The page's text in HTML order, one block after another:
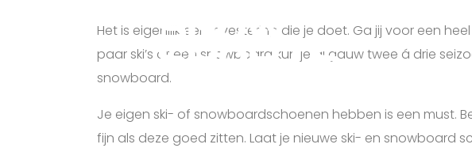
Het is eigenlijk een investering die je doet. Ga jij voor een
paar ski’s of een snowboard kun je al gauw twee á drie
snowboard.
Je eigen ski- of snowboardschoenen hebben is een must.
fijn als deze goed zitten. Laat je nieuwe ski- en snowboard